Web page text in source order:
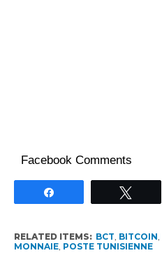
Facebook Comments
RELATED ITEMS: BCT, BITCOIN,
MONNAIE, POSTE TUNISIENNE